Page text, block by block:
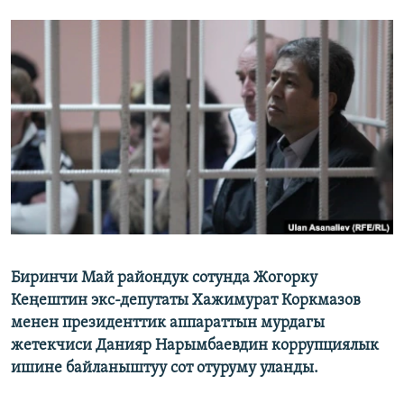
ЭЖЕ-СИҢДИЛЕР
АЗАТТЫК+
ЫҢГАЙСЫЗ СУРООЛОР
ОНЛАЙН ШЕРИНЕ
ЭЕ/АРнун бардык сайттары
Биринчи Май райондук сотунда Жогорку
Кеңештин экс-депутаты Хажимурат Коркмазов
менен президенттик аппараттын мурдагы
жетекчиси Данияр Нарымбаевдин коррупциялык
ишине байланыштуу сот отуруму уланды.